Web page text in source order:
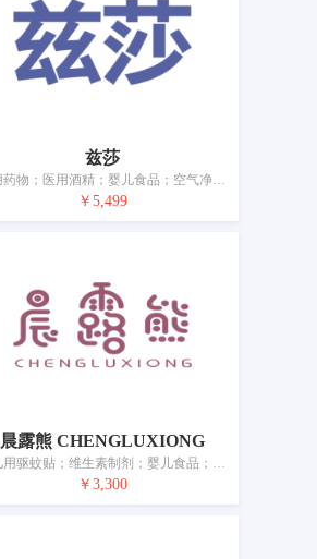
兹莎
医用药物；医用酒精；婴儿食品；空气净化制剂；含药物的饲料；消灭有害动物制剂；婴儿尿裤；卫生巾；牙用研磨剂；宠物尿布
￥5,499
晨露熊 CHENGLUXIONG
婴儿用驱蚊贴；维生素制剂；婴儿食品；动物用膳食补充剂；蚊香；杀虫剂；婴儿尿裤；牙填料；宠物尿布
￥3,300